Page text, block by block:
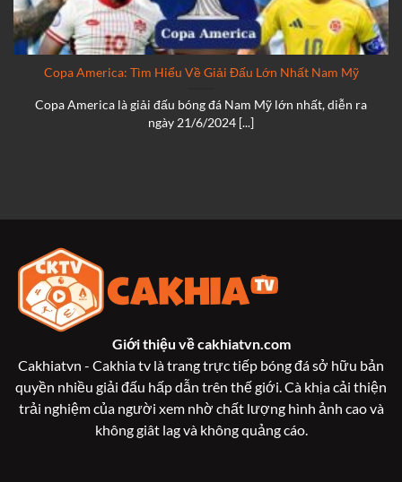
Copa America: Tìm Hiểu Về Giải Đấu Lớn Nhất Nam Mỹ
Copa America là giải đấu bóng đá Nam Mỹ lớn nhất, diễn ra
ngày 21/6/2024 [...]
Giới thiệu vềcakhiatvn.com
Cakhiatvn - Cakhia tv là trang trực tiếp bóng đá sở hữu bản
quyền nhiều giải đấu hấp dẫn trên thế giới. Cà khịa cải thiện
trải nghiệm của người xem nhờ chất lượng hình ảnh cao và
không giât lag và không quảng cáo.